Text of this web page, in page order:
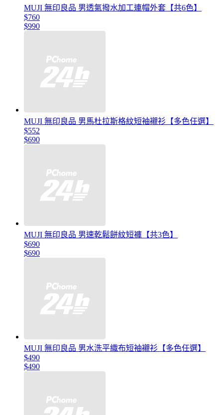
MUJI 無印良品 男透氣撥水加工連帽外套【共6色】
$760
$990
MUJI 無印良品 男馬杜拉斯格紋短袖襯衫【多色任選】
$552
$690
MUJI 無印良品 男速乾鬆餅紋短褲【共3色】
$690
$690
MUJI 無印良品 男水洗平織布短袖襯衫【多色任選】
$490
$490